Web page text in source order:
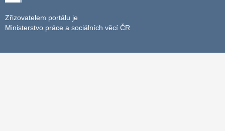
Zřizovatelem portálu je
Ministerstvo práce a sociálních věcí ČR